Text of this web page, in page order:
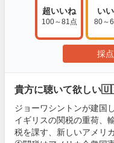
超いいね
100～81点
い
80～
採
貴方に聴いて欲しい
ジョーワシントンが建国
イギリスの関税の重荷、
税を課す、新しいアメ